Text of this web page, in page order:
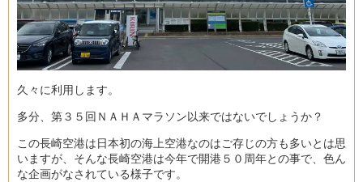
久々に利用します。
多分、第３５回ＮＡＨＡマラソン以来ではないでしょうか？
この長崎空港は日本初の海上空港なのはご存じの方も多いとは思
いますが、そんな長崎空港は今年で開港５０周年との事で、色ん
な企画がなされている様子です。